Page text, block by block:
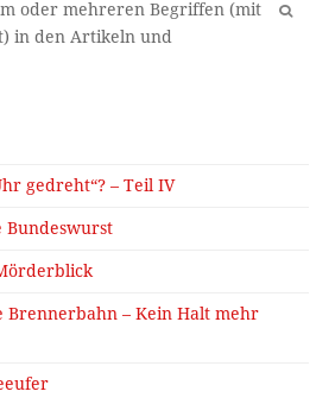
OK
gedreht“? – Teil IV
Bundeswurst
Brennerbahn – Kein Halt mehr